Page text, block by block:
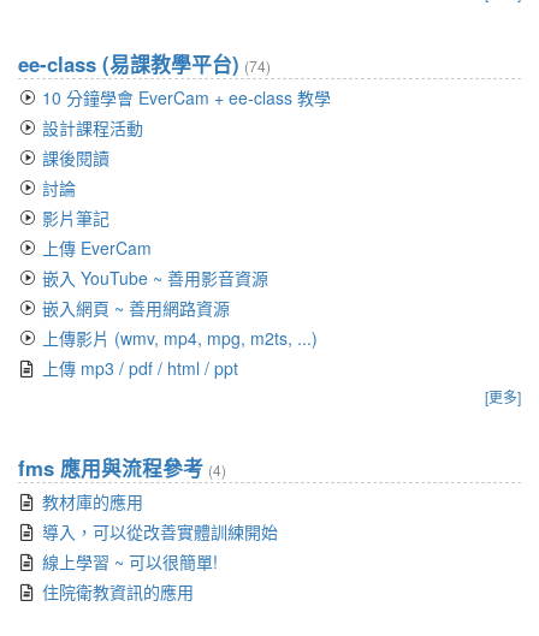
ee-class (易課教學平台) (74)
10 分鐘學會 EverCam + ee-class 教學
設計課程活動
課後閱讀
討論
影片筆記
上傳 EverCam
嵌入 YouTube ~ 善用影音資源
嵌入網頁 ~ 善用網路資源
上傳影片 (wmv, mp4, mpg, m2ts, ...)
上傳 mp3 / pdf / html / ppt
[更多]
fms 應用與流程參考 (4)
教材庫的應用
導入，可以從改善實體訓練開始
線上學習 ~ 可以很簡單!
住院衛教資訊的應用